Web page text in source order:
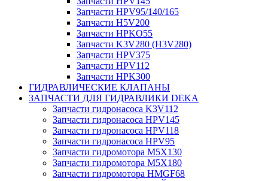
Запчасти HPV95/140/165
Запчасти H5V200
Запчасти HPKO55
Запчасти K3V280 (H3V280)
Запчасти HPV375
Запчасти HPV112
Запчасти HPK300
ГИДРАВЛИЧЕСКИЕ КЛАПАНЫ
ЗАПЧАСТИ ДЛЯ ГИДРАВЛИКИ DEKA
Запчасти гидронасоса K3V112
Запчасти гидронасоса HPV145
Запчасти гидронасоса HPV118
Запчасти гидронасоса HPV95
Запчасти гидромотора M5X130
Запчасти гидромотора M5X180
Запчасти гидромотора HMGF68